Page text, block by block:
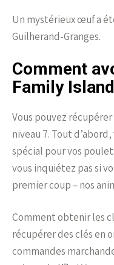
Un mystérieux œuf a
Guilherand-Granges.
Comment
Family
Vous pouvez
niveau 7. Tout
spécial pour vos
vous inquiétez pas si
premier coup – nos
Comment obtenir les
récupérer des clés en
commandes